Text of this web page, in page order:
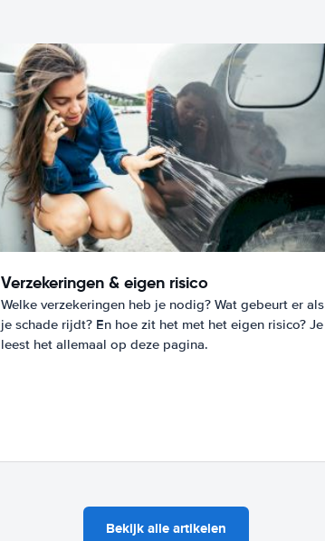
Verzekeringen & eigen risico
Welke verzekeringen heb je nodig? Wat gebeurt er als
je schade rijdt? En hoe zit het met het eigen risico? Je
leest het allemaal op deze pagina.
Bekijk alle artikelen